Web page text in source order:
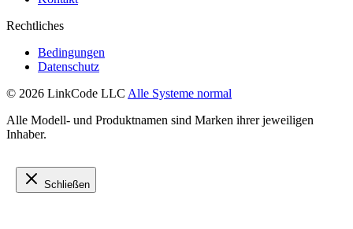
Rechtliches
Bedingungen
Datenschutz
© 2026 LinkCode LLC Alle Systeme normal
Alle Modell- und Produktnamen sind Marken ihrer jeweiligen
Inhaber.
Schließen